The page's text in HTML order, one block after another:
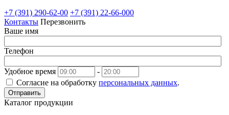
+7 (391) 290-62-00 +7 (391) 22-66-000
Контакты Перезвонить
Ваше имя
Телефон
Удобное время
-
Согласие на обработку персональных данных.
Отправить
Каталог продукции